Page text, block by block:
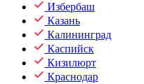
Избербаш
Казань
Калининград
Каспийск
Кизилюрт
Краснодар